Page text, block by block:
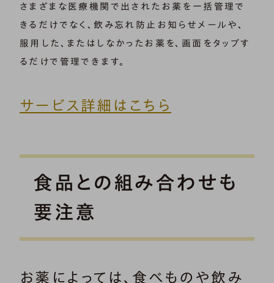
さまざまな医療機関で出されたお薬を一括管理で
きるだけでなく、飲み忘れ防止お知らせメールや、
服用した、またはしなかったお薬を、画面をタップす
るだけで管理できます。
サービス詳細はこちら
食品との組み合わせも
要注意
お薬によっては、食べものや飲み